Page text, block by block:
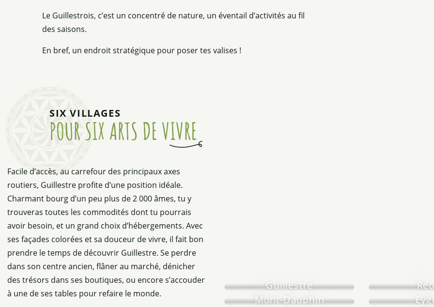
Le Guillestrois, c’est un concentré de nature, un éventail d’activités au fil
des saisons.
En bref, un endroit stratégique pour poser tes valises !
SIX VILLAGES
POUR SIX ARTS DE VIVRE
Facile d’accès, au carrefour des principaux axes
routiers, Guillestre profite d’une position idéale.
Charmant bourg d’un peu plus de 2 000 âmes, tu y
trouveras toutes les commodités dont tu pourrais
avoir besoin, et un grand choix d’hébergements. Avec
ses façades colorées et sa douceur de vivre, il fait bon
prendre le temps de découvrir Guillestre. Se perdre
dans son centre ancien, flâner au marché, dénicher
des trésors dans ses boutiques, ou encore s’accouder
à une de ses tables pour refaire le monde.
Guillestre
Mont-Dauphin